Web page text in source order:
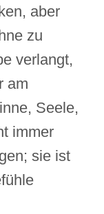
aber
zu
verlangt,
am
Seele,
immer
sie ist